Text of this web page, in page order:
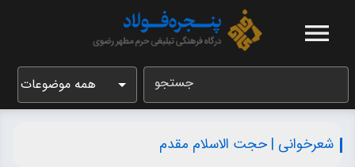
جستجو همه موضوعات
شعرخوانی | حجت الاسلام مقدم